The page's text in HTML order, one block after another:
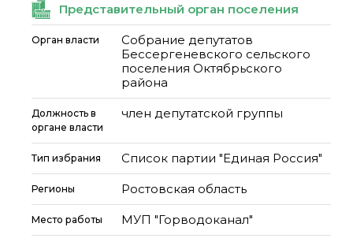
Представительный орган поселения
Орган власти
Собрание депутатов
Бессергеневского сельского
поселения Октябрьского
района
Должность в
органе власти
член депутатской группы
Тип избрания Список партии "Единая Россия"
Регионы Ростовская область
Место работы МУП "Горводоканал"